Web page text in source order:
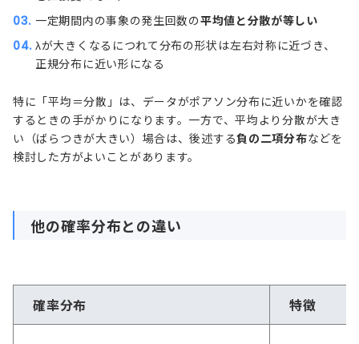
一定期間内の事象の発生回数の平均値と分散が等しい
λが大きくなるにつれて分布の形状は左右対称に近づき、
正規分布に近い形になる
特に「平均＝分散」は、データがポアソン分布に近いかを確認
するときの手がかりになります。一方で、平均より分散が大き
い（ばらつきが大きい）場合は、後述する負の二項分布などを
検討した方がよいことがあります。
他の確率分布との違い
確率分布 特徴